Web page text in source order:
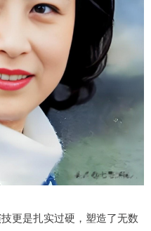
更是扎实过硬，塑造了无数